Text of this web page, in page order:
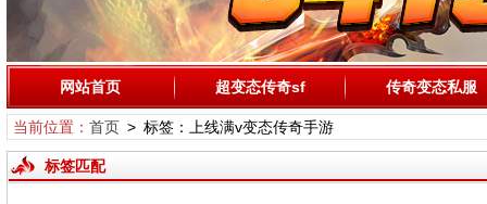
网站首页 超变态传奇sf 传奇变态私服
当前位置： 首页> 标签：上线满v变态传奇手游
标签匹配